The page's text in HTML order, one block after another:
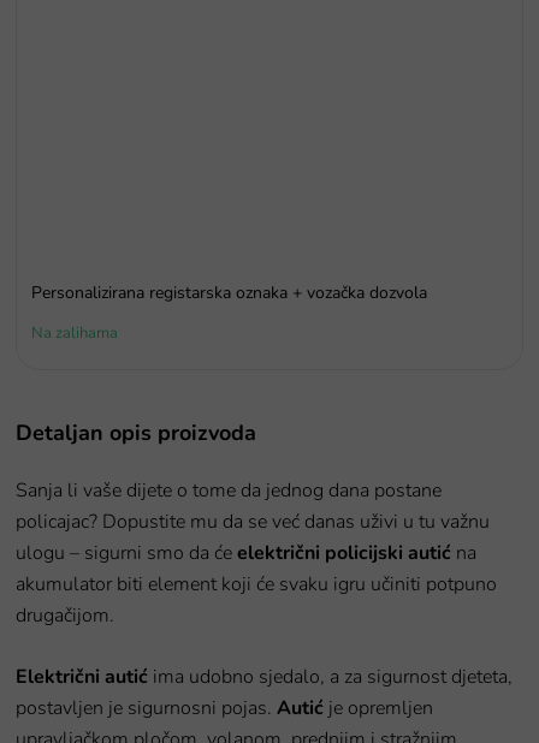
Personalizirana registarska oznaka + vozačka dozvola
Na zalihama
Detaljan opis proizvoda
Sanja li vaše dijete o tome da jednog dana postane
policajac? Dopustite mu da se već danas uživi u tu važnu
ulogu – sigurni smo da ćeelektrični policijski autić na
akumulator biti element koji će svaku igru učiniti potpuno
drugačijom.
Električni autić ima udobno sjedalo, a za sigurnost djeteta,
postavljen je sigurnosni pojas. Autić je opremljen